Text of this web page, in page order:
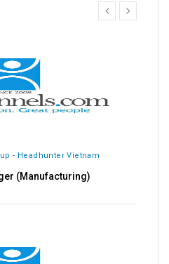
- Headhunter Vietnam
(Manufacturing)
prev